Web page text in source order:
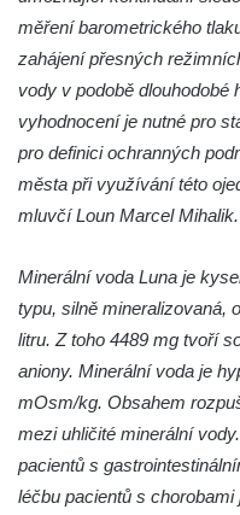
Pramen Blažena u
Doubice
Pramen Matyásky u
Studánka u bývalého
Brtníků
Studánka na návsi v
Studánka Arba v
Studánka Žalý
Studánka u silnice mezi
Chožov
měření barometrického
zahájení přesných
vody v podobě
vyhodnocení je nutné pro
pro definici ochranných
města při využívání této
mluvčí Loun Marcel Mihalik.
Minerální voda Luna je
typu, silně mineralizovaná,
litru. Z toho 4489 mg tvoří
aniony. Minerální voda je
mOsm/kg. Obsahem
mezi uhličité minerální
pacientů s
léčbu pacientů s